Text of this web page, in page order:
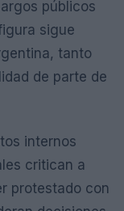
públicos
sigue
tanto
de parte de
internos
critican a
protestado con